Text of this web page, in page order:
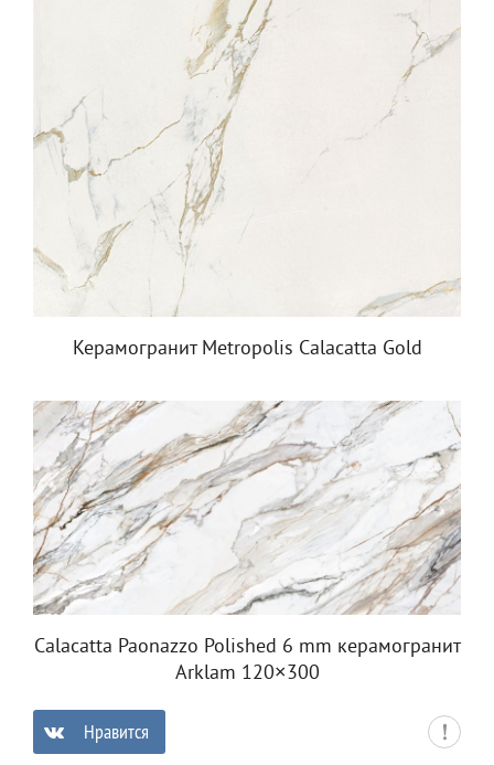
Керамогранит Metropolis Calacatta Gold
Calacatta Paonazzo Polished 6 mm керамогранит
Arklam 120×300
Нравится